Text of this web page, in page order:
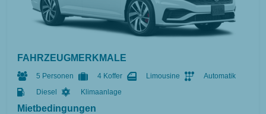
FAHRZEUGMERKMALE
5 Personen 4 Koffer Limousine
Automatik
Diesel
Klimaanlage
Mietbedingungen